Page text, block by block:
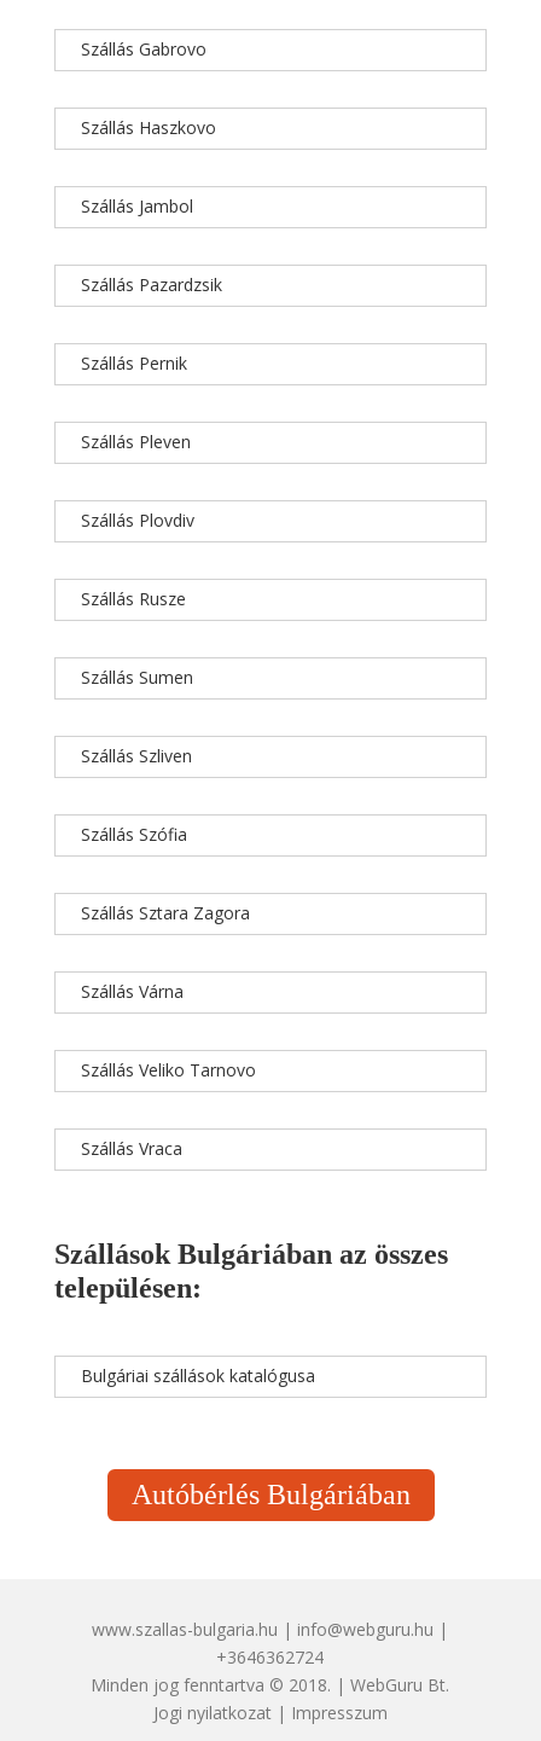
Szállás Gabrovo
Szállás Haszkovo
Szállás Jambol
Szállás Pazardzsik
Szállás Pernik
Szállás Pleven
Szállás Plovdiv
Szállás Rusze
Szállás Sumen
Szállás Szliven
Szállás Szófia
Szállás Sztara Zagora
Szállás Várna
Szállás Veliko Tarnovo
Szállás Vraca
Szállások Bulgáriában az összes
településen:
Bulgáriai szállások katalógusa
Autóbérlés Bulgáriában
www.szallas-bulgaria.hu | info@webguru.hu |
+3646362724
Minden jog fenntartva © 2018. | WebGuru Bt.
Jogi nyilatkozat| Impresszum